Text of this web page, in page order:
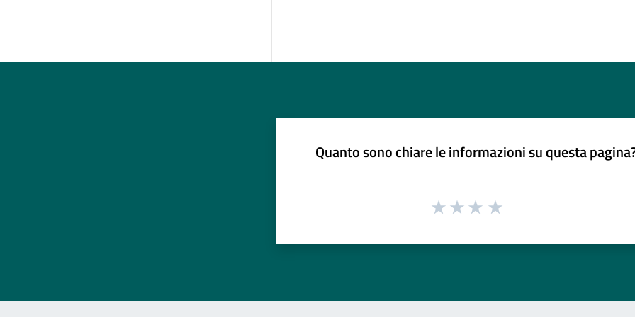
Quanto sono chiare le informazioni su questa